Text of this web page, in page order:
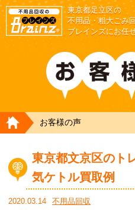
東京都足立区の
不用品・粗大ごみ
ブレインズにお任
HOME
お客様の声
東京都文京区のト
気ケトル買取例
2020.03.14 不用品回収